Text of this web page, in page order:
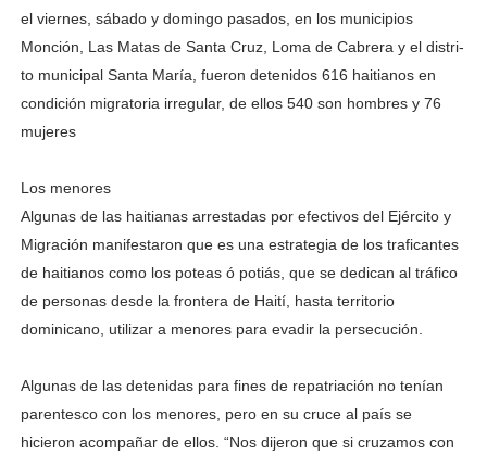
el viernes, sá­bado y domingo pasados, en los municipios
Monción, Las Matas de Santa Cruz, Loma de Cabrera y el distri­
to municipal Santa María, fueron detenidos 616 hai­tianos en
condición migra­toria irregular, de ellos 540 son hombres y 76
mujeres
Los menores
Algunas de las haitianas arrestadas por efectivos del Ejército y
Migración mani­festaron que es una estra­tegia de los traficantes
de haitianos como los poteas ó potiás, que se dedican al tráfico
de personas desde la frontera de Haití, hasta te­rritorio
dominicano, utili­zar a menores para evadir la persecución.
Algunas de las deteni­das para fines de repatria­ción no tenían
parentesco con los menores, pero en su cruce al país se
hicieron acompañar de ellos. “Nos dijeron que si cruzamos con